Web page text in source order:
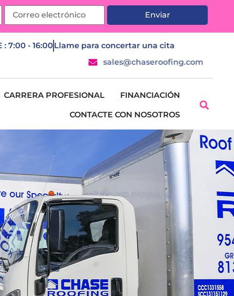
Enviar
: 7:00 - 16:00 Llame para concertar una cita
sales@chaseroofing.com
CARRERA PROFESIONAL FINANCIACIÓN
CONTACTE CON NOSOTROS